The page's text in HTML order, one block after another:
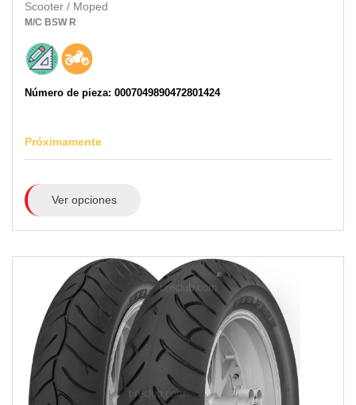
Scooter / Moped
M/C BSW R
Número de pieza: 0007049890472801424
Próximamente
Ver opciones